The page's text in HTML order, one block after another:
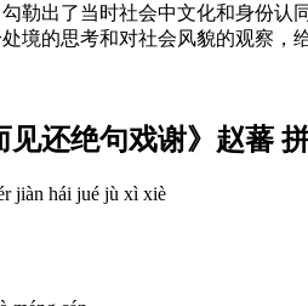
勒出了当时社会中文化和身份
境的思考和对社会风貌的观察，
见还绝句戏谢》赵蕃
jiàn hái jué jù xì xiè